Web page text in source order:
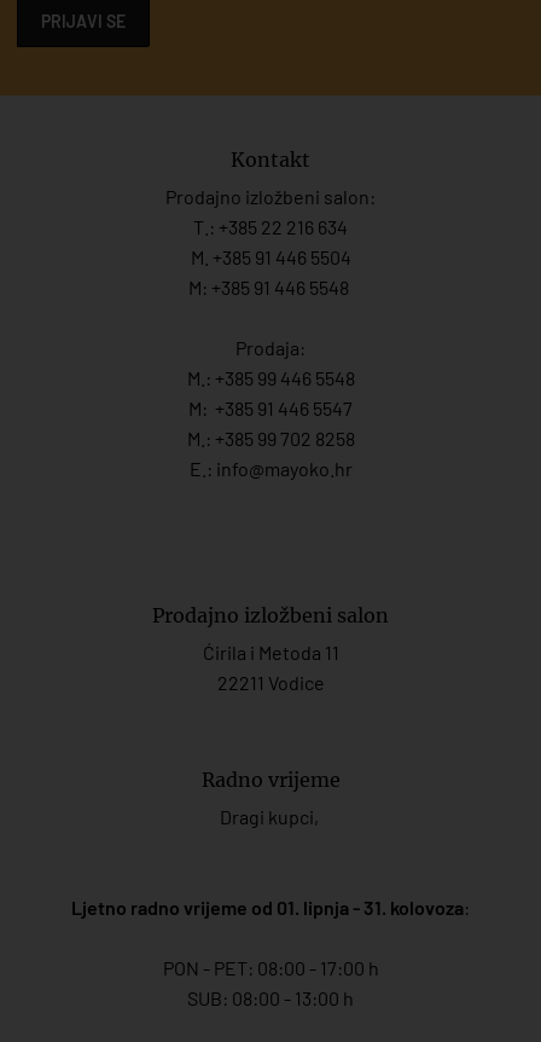
PRIJAVI SE
Kontakt
Prodajno izložbeni salon:
T.: +385 22 216 634
M. +385 91 446 5504
M: +385 91 446 5548
Prodaja:
M.: +385 99 446 5548
M: +385 91 446 5547
M.: +385 99 702 8258
E.: info@mayoko. hr
Prodajno izložbeni salon
Ćirila i Metoda 11
22211 Vodice
Radno vrijeme
Dragi kupci,
Ljetno radno vrijeme od 01. lipnja - 31. kolovoza:
PON - PET: 08:00 - 17:00 h
SUB: 08:00 - 13:00 h